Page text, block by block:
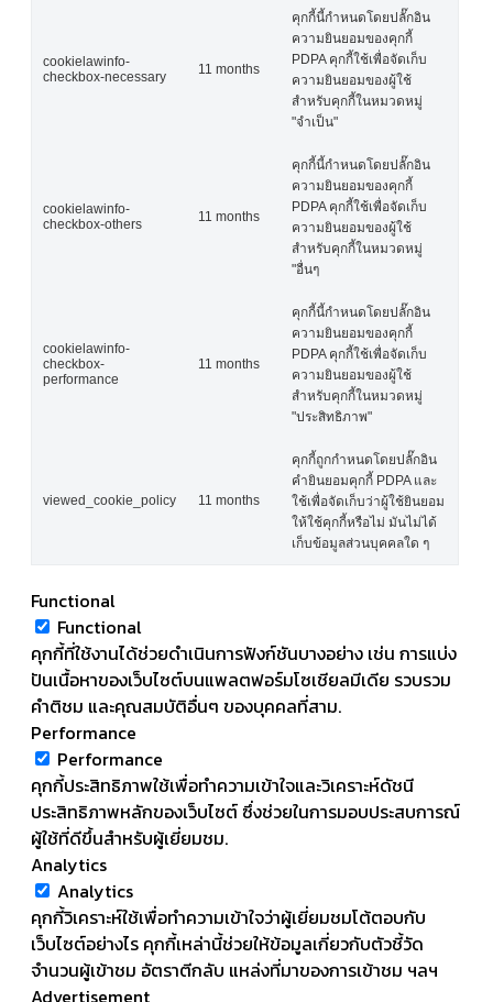
cookielawinfo-
checkbox-necessary
11 months
คุกกี้นี้กำหนดโดยปลั๊กอิน
ความยินยอมของคุกกี้
PDPA คุกกี้ใช้เพื่อจัดเก็บ
ความยินยอมของผู้ใช้
สำหรับคุกกี้ในหมวดหมู่
"จำเป็น"
cookielawinfo-
checkbox-others
11 months
คุกกี้นี้กำหนดโดยปลั๊กอิน
ความยินยอมของคุกกี้
PDPA คุกกี้ใช้เพื่อจัดเก็บ
ความยินยอมของผู้ใช้
สำหรับคุกกี้ในหมวดหมู่
"อื่นๆ
cookielawinfo-
checkbox-
performance
11 months
คุกกี้นี้กำหนดโดยปลั๊กอิน
ความยินยอมของคุกกี้
PDPA คุกกี้ใช้เพื่อจัดเก็บ
ความยินยอมของผู้ใช้
สำหรับคุกกี้ในหมวดหมู่
"ประสิทธิภาพ"
viewed_cookie_policy 11 months
คุกกี้ถูกกำหนดโดยปลั๊กอิน
คำยินยอมคุกกี้ PDPA และ
ใช้เพื่อจัดเก็บว่าผู้ใช้ยินยอม
ให้ใช้คุกกี้หรือไม่ มันไม่ได้
เก็บข้อมูลส่วนบุคคลใด ๆ
Functional
Functional
คุกกี้ที่ใช้งานได้ช่วยดำเนินการฟังก์ชันบางอย่าง เช่น การแบ่ง
ปันเนื้อหาของเว็บไซต์บนแพลตฟอร์มโซเชียลมีเดีย รวบรวม
คำติชม และคุณสมบัติอื่นๆ ของบุคคลที่สาม.
Performance
Performance
คุกกี้ประสิทธิภาพใช้เพื่อทำความเข้าใจและวิเคราะห์ดัชนี
ประสิทธิภาพหลักของเว็บไซต์ ซึ่งช่วยในการมอบประสบการณ์
ผู้ใช้ที่ดีขึ้นสำหรับผู้เยี่ยมชม.
Analytics
Analytics
คุกกี้วิเคราะห์ใช้เพื่อทำความเข้าใจว่าผู้เยี่ยมชมโต้ตอบกับ
เว็บไซต์อย่างไร คุกกี้เหล่านี้ช่วยให้ข้อมูลเกี่ยวกับตัวชี้วัด
จำนวนผู้เข้าชม อัตราตีกลับ แหล่งที่มาของการเข้าชม ฯลฯ
Advertisement